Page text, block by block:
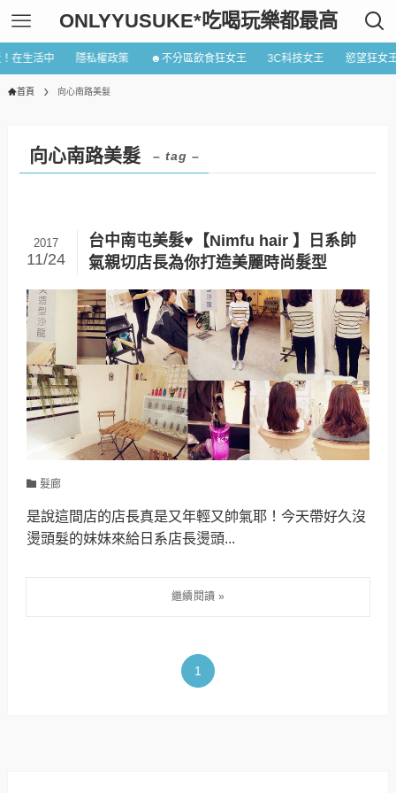
ONLYYUSUKE*吃喝玩樂都最高
在生活中 隱私權政策 ☻不分區飲食狂女王 3C科技女王 慾望狂女
首頁 向心南路美髮
向心南路美髮 – tag –
台中南屯美髮♥【Nimfu hair 】日系帥
氣親切店長為你打造美麗時尚髮型
2017
11/24
髮廊
是說這間店的店長真是又年輕又帥氣耶！今天帶好久沒
燙頭髮的妹妹來給日系店長燙頭...
1